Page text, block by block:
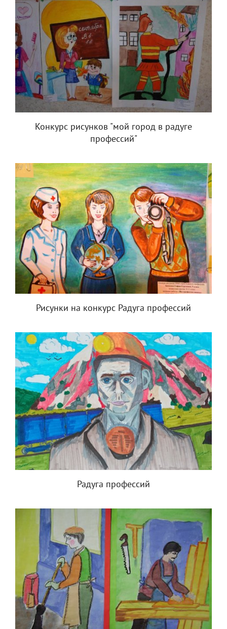
Конкурс рисунков "мой город в радуге
профессий"
Рисунки на конкурс Радуга профессий
Радуга профессий